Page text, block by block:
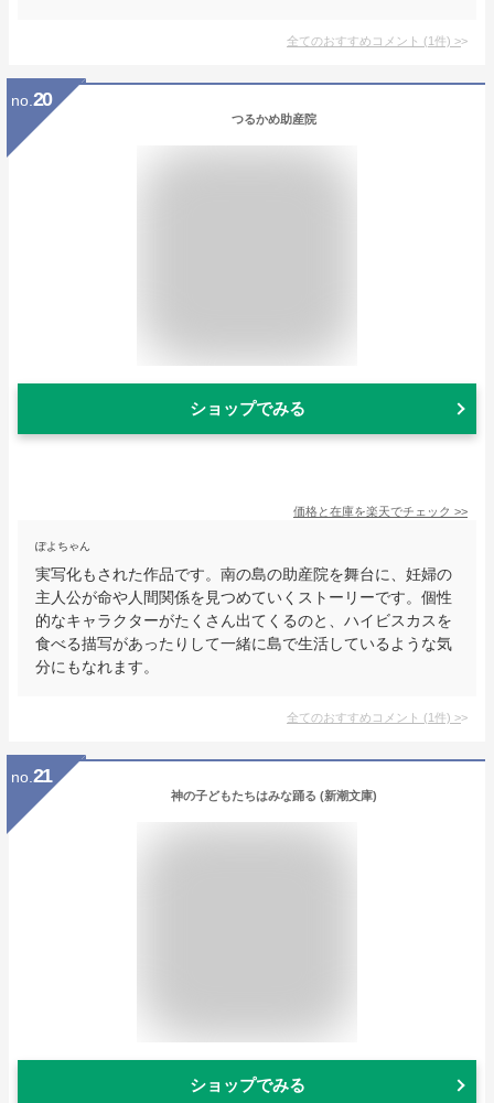
全てのおすすめコメント (1件) >
no. 20
つるかめ助産院
ショップでみる
価格と在庫を楽天でチェック >>
ぽよちゃん
実写化もされた作品です。南の島の助産院を舞台に、妊婦の
主人公が命や人間関係を見つめていくストーリーです。個性
的なキャラクターがたくさん出てくるのと、ハイビスカスを
食べる描写があったりして一緒に島で生活しているような気
分にもなれます。
全てのおすすめコメント (1件) >
no. 21
神の子どもたちはみな踊る (新潮文庫)
ショップでみる